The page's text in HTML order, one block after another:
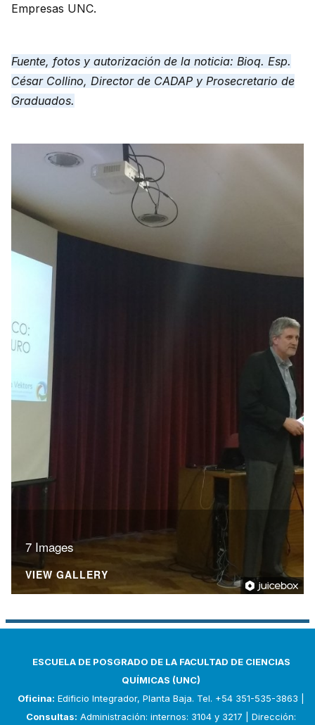
Empresas UNC.
Fuente, fotos y autorización de la noticia: Bioq. Esp.
César Collino, Director de CADAP y Prosecretario de
Graduados.
7 Images
VIEW GALLERY
ESCUELA DE POSGRADO DE LA FACULTAD DE CIENCIAS
QUÍMICAS (UNC)
Oficina: Edificio Integrador, Planta Baja. Tel. +54 351-535-3863 |
Consultas: Administración: internos: 3104 y 3217 | Dirección: